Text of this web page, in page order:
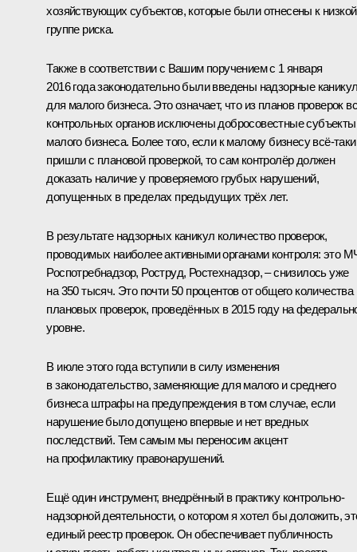
хозяйствующих субъектов, которые были отнесены к низкой
группе риска.
Также в соответствии с Вашим поручением с 1 января
2016 года законодательно были введены надзорные
для малого бизнеса. Это означает, что из планов проверок
контрольных органов исключены добросовестные субъекты
малого бизнеса. Более того, если к малому бизнесу всё‑таки
пришли с плановой проверкой, то сам контролёр должен
доказать наличие у проверяемого грубых нарушений,
допущенных в пределах предыдущих трёх лет.
В результате надзорных каникул количество проверок,
проводимых наиболее активными органами контроля: это
Роспотребнадзор, Роструд, Ростехнадзор, – снизилось уже
на 350 тысяч. Это почти 50 процентов от общего количества
плановых проверок, проведённых в 2015 году на
уровне.
В июле этого года вступили в силу изменения
в законодательство, заменяющие для малого и среднего
бизнеса штрафы на предупреждения в том случае, если
нарушение было допущено впервые и нет вредных
последствий. Тем самым мы переносим акцент
на профилактику правонарушений.
Ещё один инструмент, внедрённый в практику контрольно-
надзорной деятельности, о котором я хотел бы доложить,
единый реестр проверок. Он обеспечивает публичность